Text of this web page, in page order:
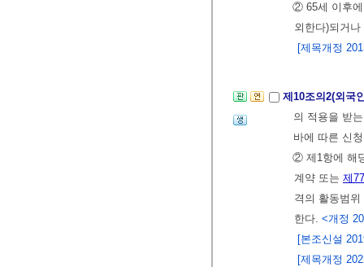
② 65세 이후에
외한다)되거
[제목개정
제10조의2(외국
의 적용을 받
바에 따른 신
② 제1항에 해
계약 또는 제
격의 활동범
한다. <개정
[본조신설
[제목개정